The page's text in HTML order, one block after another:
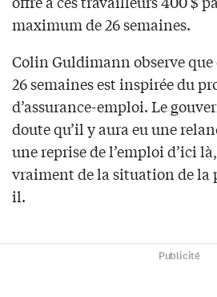
maximum de 26 semaines.
Colin Guldimann observe que
26 semaines est inspirée du
d’assurance-emploi. Le
doute qu’il y aura eu une
une reprise de l’emploi d’ici
vraiment de la situation de la
il.
Publicité